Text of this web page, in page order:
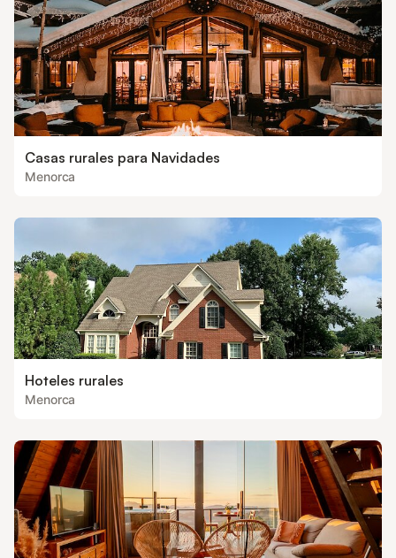
ninguna posible tasa turística. Esta
deberá pagars
Casas rurales para Navidades
Menorca
Hoteles rurales
Menorca